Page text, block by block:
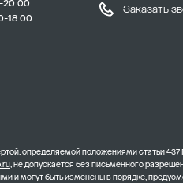
20:00
18:00
Заказать
определяемой положениями статьи
, не допускается без письменного
и могут быть изменены в порядке,